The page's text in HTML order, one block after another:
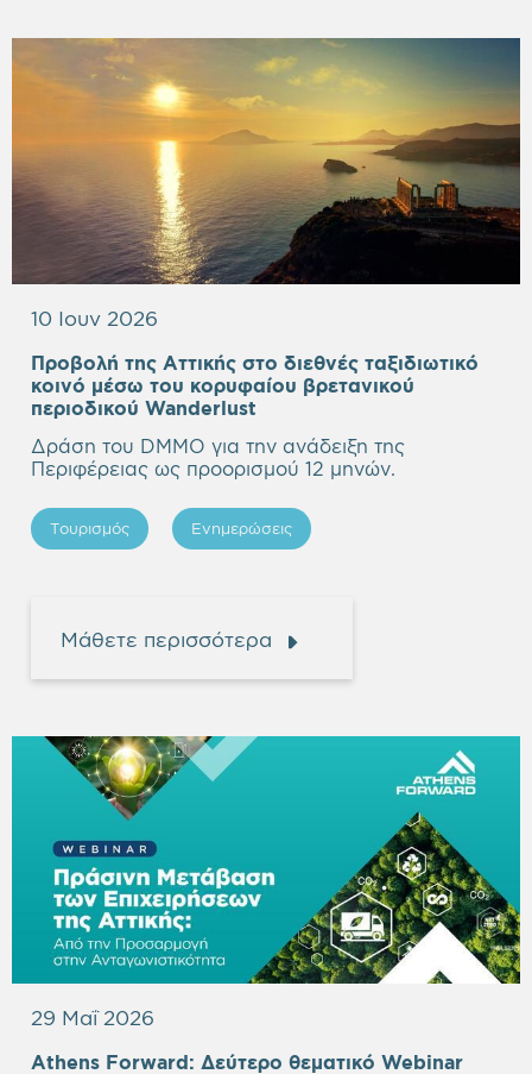
10 Ιουν 2026
Προβολή της Αττικής στο διεθνές ταξιδιωτικό
κοινό μέσω του κορυφαίου βρετανικού
περιοδικού Wanderlust
Δράση του DMMO για την ανάδειξη της
Περιφέρειας ως προορισμού 12 μηνών.
Τουρισμός Ενημερώσεις
Μάθετε περισσότερα
29 Μαΐ 2026
Athens Forward: Δεύτερο θεματικό Webinar